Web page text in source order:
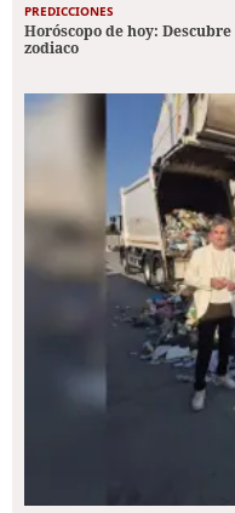
PREDICCIONES
Horóscopo de hoy:
zodiaco